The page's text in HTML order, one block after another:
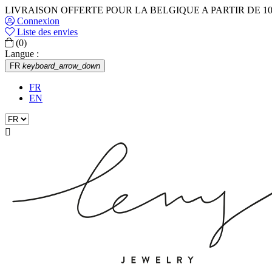
LIVRAISON OFFERTE POUR LA BELGIQUE A PARTIR DE
Connexion
Liste des envies
(0)
Langue :
FR keyboard_arrow_down
FR
EN
